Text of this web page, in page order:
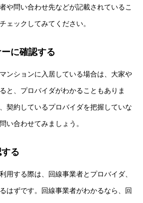
や問い合わせ先などが記載されているこ
ェックしてみてください。
に確認する
ンションに入居している場合は、大家や
と、プロバイダがわかることもありま
契約しているプロバイダを把握していな
い合わせてみましょう。
る
用する際は、回線事業者とプロバイダ、
はずです。回線事業者がわかるなら、回